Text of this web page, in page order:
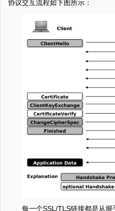
协议交互流程如下图所示：
每一个SSL/TLS链接都是从